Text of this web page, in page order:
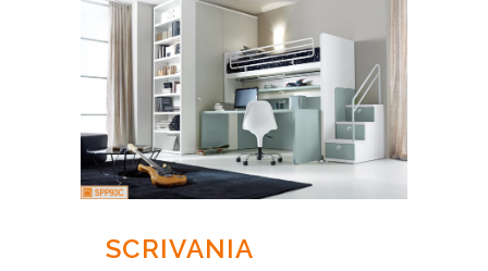
SCRIVANIA